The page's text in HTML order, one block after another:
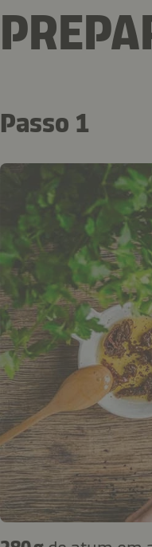
Passo 1